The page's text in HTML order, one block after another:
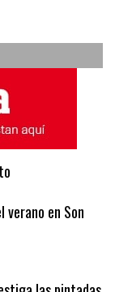
de
en Son